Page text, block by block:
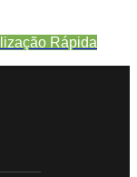
Rápida